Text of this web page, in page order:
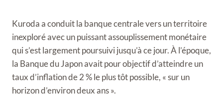
Kuroda a conduit la banque centrale vers un territoire
inexploré avec un puissant assouplissement monétaire
qui s’est largement poursuivi jusqu’à ce jour. À l’époque,
la Banque du Japon avait pour objectif d’atteindre un
taux d’inflation de 2 % le plus tôt possible, « sur un
horizon d’environ deux ans ».